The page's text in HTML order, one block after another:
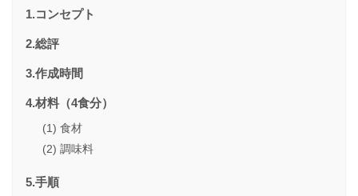
1.コンセプト
2.総評
3.作成時間
4.材料（4食分）
(1) 食材
(2) 調味料
5.手順